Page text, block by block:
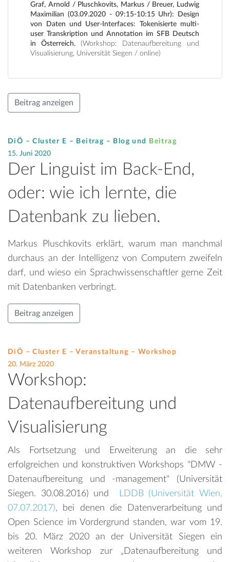
Graf, Arnold / Pluschkovits, Markus / Breuer, Ludwig
Maximilian (03.09.2020 - 09:15-10:15 Uhr): Design
von Daten und User-Interfaces: Tokenisierte multi-
user Transkription und Annotation im SFB Deutsch
in Österreich. (Workshop: Datenaufbereitung und
Visualisierung, Universität Siegen / online)
Beitrag anzeigen
DiÖ – Cluster E – Beitrag – Blog und
Beitrag
15. Juni 2020
Der Linguist im Back-End,
oder: wie ich lernte, die
Datenbank zu lieben.
Markus Pluschkovits erklärt, warum man manchmal
durchaus an der Intelligenz von Computern zweifeln
darf, und wieso ein Sprachwissenschaftler gerne Zeit
mit Datenbanken verbringt.
Beitrag anzeigen
DiÖ – Cluster E – Veranstaltung – Workshop
20. März 2020
Workshop:
Datenaufbereitung und
Visualisierung
Als Fortsetzung und Erweiterung an die sehr
erfolgreichen und konstruktiven Workshops "DMW -
Datenaufbereitung und -management" (Universität
Siegen. 30.08.2016) und
LDDB (Universität Wien,
07.07.2017), bei denen die Datenverarbeitung und
Open Science im Vordergrund standen, war vom 19.
bis 20. März 2020 an der Universität Siegen ein
weiteren Workshop zur „Datenaufbereitung und